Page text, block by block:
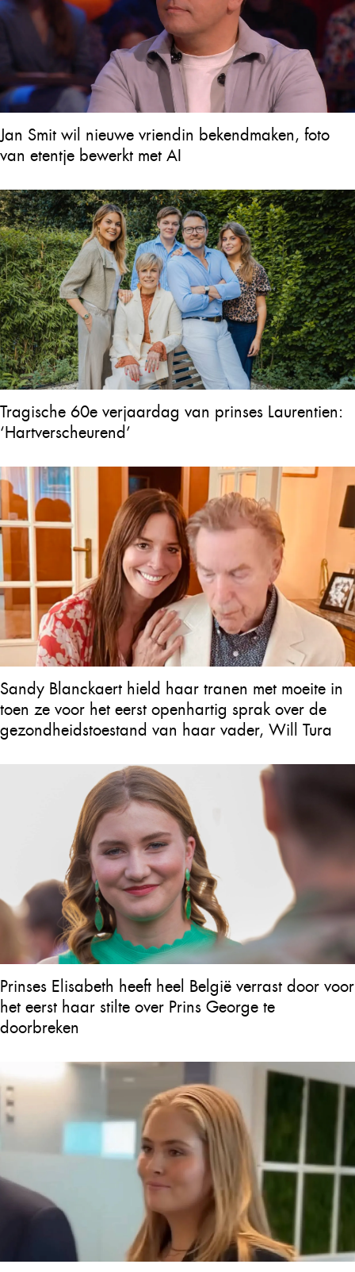
Jan Smit wil nieuwe vriendin bekendmaken, foto
van etentje bewerkt met AI
Tragische 60e verjaardag van prinses Laurentien:
‘Hartverscheurend’
Sandy Blanckaert hield haar tranen met moeite in
toen ze voor het eerst openhartig sprak over de
gezondheidstoestand van haar vader, Will Tura
Prinses Elisabeth heeft heel België verrast door voor
het eerst haar stilte over Prins George te
doorbreken